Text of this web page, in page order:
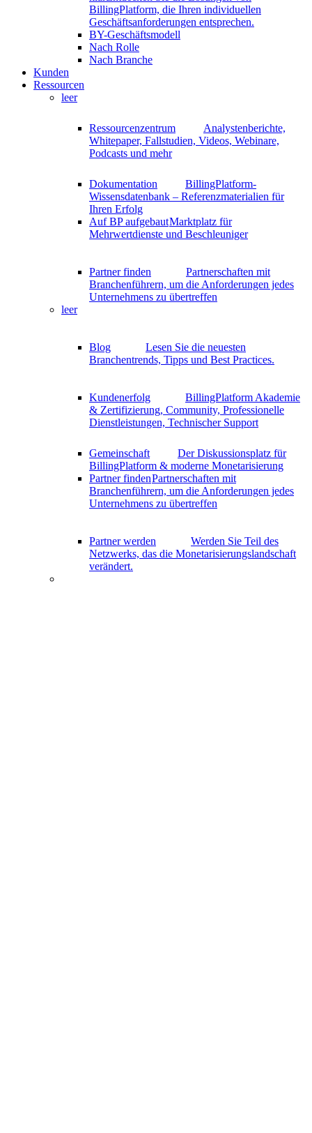
BillingPlatform, die Ihren individuellen
Geschäftsanforderungen entsprechen.
BY-Geschäftsmodell
Nach Rolle
Nach Branche
Kunden
Ressourcen
leer
Ressourcenzentrum
Analystenberichte,
Whitepaper, Fallstudien, Videos, Webinare,
Podcasts und mehr
Dokumentation
BillingPlatform-
Wissensdatenbank – Referenzmaterialien für
Ihren Erfolg
Auf BP aufgebautMarktplatz für
Mehrwertdienste und Beschleuniger
Partner finden
Partnerschaften mit
Branchenführern, um die Anforderungen jedes
Unternehmens zu übertreffen
leer
Blog
Lesen Sie die neuesten
Branchentrends, Tipps und Best Practices.
Kundenerfolg
BillingPlatform Akademie
& Zertifizierung, Community, Professionelle
Dienstleistungen, Technischer Support
Gemeinschaft
Der Diskussionsplatz für
BillingPlatform & moderne Monetarisierung
Partner findenPartnerschaften mit
Branchenführern, um die Anforderungen jedes
Unternehmens zu übertreffen
Partner werden
Werden Sie Teil des
Netzwerks, das die Monetarisierungslandschaft
verändert.